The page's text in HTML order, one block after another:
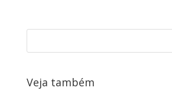
Caixa
Edinho Silva (PT) solicitando
Veja também